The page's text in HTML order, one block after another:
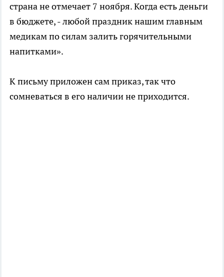
страна не отмечает 7 ноября. Когда есть деньги
в бюджете, - любой праздник нашим главным
медикам по силам залить горячительными
напитками».
К письму приложен сам приказ, так что
сомневаться в его наличии не приходится.